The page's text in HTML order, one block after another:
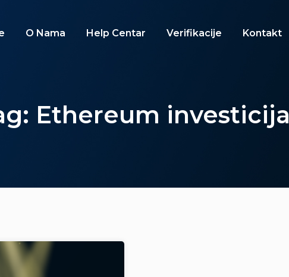
O Nama Help Centar Verifikacije Kontakt
Ethereum investicija